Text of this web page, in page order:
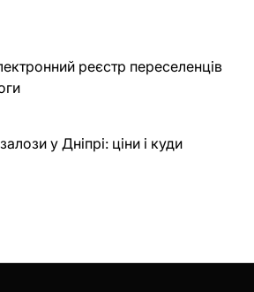
реєстр переселенців
у Дніпрі: ціни і куди